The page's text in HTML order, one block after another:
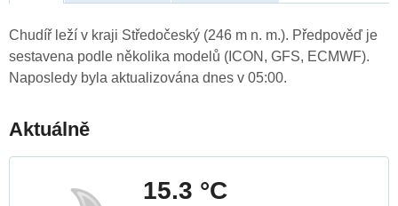
Chudíř leží v kraji Středočeský (246 m n. m.). Předpověď je
sestavena podle několika modelů (ICON, GFS, ECMWF).
Naposledy byla aktualizována dnes v 05:00.
Aktuálně
15.3 °C